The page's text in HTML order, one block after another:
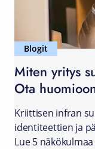
Blogit
Miten yritys
Ota
Kriittisen infran
identiteettien ja
Lue 5